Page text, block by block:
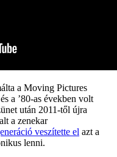
a Moving Pictures
a ’80-as években volt
után 2011-től újra
a zenekar
veszítette el azt a
lenni.